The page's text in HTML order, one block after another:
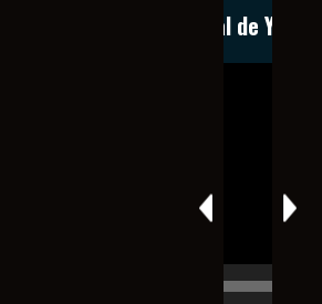
Conoce nuestro canal de YouTube